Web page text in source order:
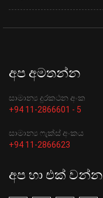
අප අමතන්න
සාමාන්‍ය දුරකථන අංක
+94 11-2866601 - 5
සාමාන්‍ය ෆැක්ස් අංකය
+94 11-2866623
අප හා එක් වන්න